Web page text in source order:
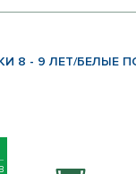
8 - 9 ЛЕТ/БЕЛЫЕ